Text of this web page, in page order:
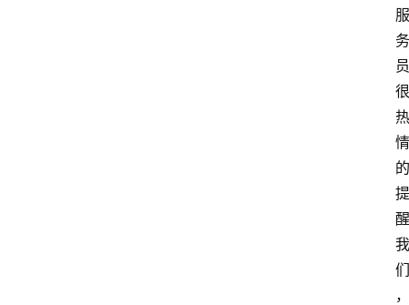
服
务
员
很
热
情
的
提
醒
我
们
，